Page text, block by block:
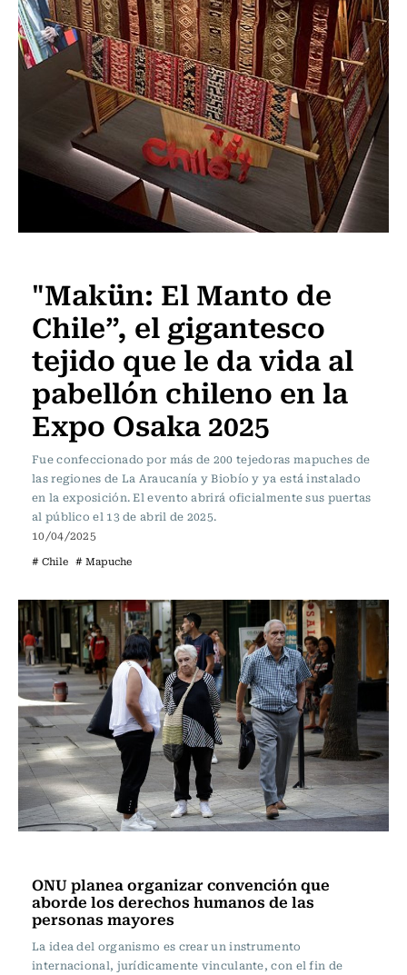
"Makün: El Manto de
Chile”, el gigantesco
tejido que le da vida al
pabellón chileno en la
Expo Osaka 2025
Fue confeccionado por más de 200 tejedoras mapuches de
las regiones de La Araucanía y Biobío y ya está instalado
en la exposición. El evento abrirá oficialmente sus puertas
al público el 13 de abril de 2025.
10/04/2025
# Chile # Mapuche
ONU planea organizar convención que
aborde los derechos humanos de las
personas mayores
La idea del organismo es crear un instrumento
internacional, jurídicamente vinculante, con el fin de